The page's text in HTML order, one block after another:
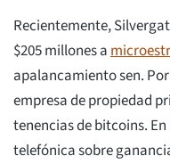
Recientemente,
$205 millones a
apalancamiento sen.
empresa de propiedad
tenencias de bitcoins.
telefónica sobre